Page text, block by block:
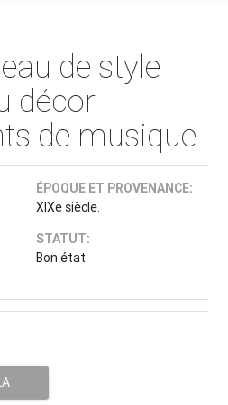
de style
décor
de musique
ÉPOQUE ET PROVENANCE:
XIXe siècle.
STATUT:
Bon état.